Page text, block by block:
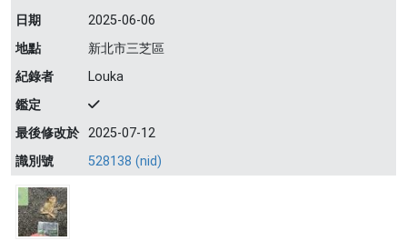
日期
2025-06-06
地點
新北市三芝區
紀錄者
Louka
鑑定
最後修改於 2025-07-12
識別號
528138 (nid)